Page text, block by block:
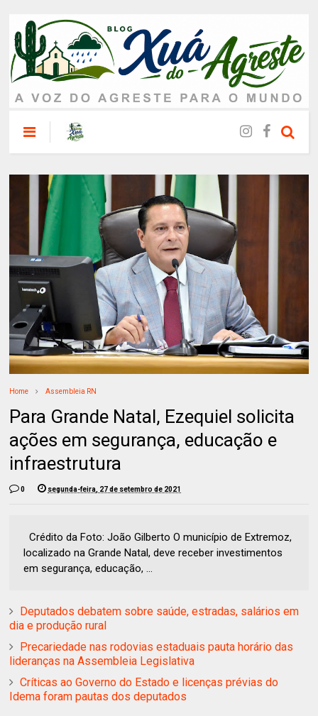
Home Assembleia RN
Para Grande Natal, Ezequiel solicita
ações em segurança, educação e
infraestrutura
0 segunda-feira, 27 de setembro de 2021
Crédito da Foto: João Gilberto O município de Extremoz,
localizado na Grande Natal, deve receber investimentos
em segurança, educação, ...
Deputados debatem sobre saúde, estradas, salários em
dia e produção rural
Precariedade nas rodovias estaduais pauta horário das
lideranças na Assembleia Legislativa
Críticas ao Governo do Estado e licenças prévias do
Idema foram pautas dos deputados